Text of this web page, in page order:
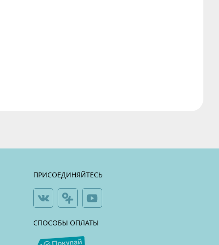
ПРИСОЕДИНЯЙТЕСЬ
СПОСОБЫ ОПЛАТЫ